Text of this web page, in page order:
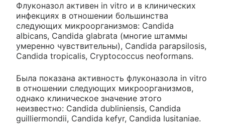
Флуконазол активен in vitro и в клинических
инфекциях в отношении большинства
следующих микроорганизмов: Candida
albicans, Candida glabrata (многие штаммы
умеренно чувствительны), Candida parapsilosis,
Candida tropicalis, Cryptococcus neoformans.
Была показана активность флуконазола in vitro
в отношении следующих микроорганизмов,
однако клиническое значение этого
неизвестно: Candida dubliniensis, Candida
guilliermondii, Candida kefyr, Candida lusitaniae.